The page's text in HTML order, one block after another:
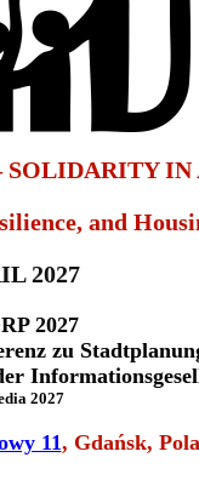
SOLIDARITY
and
2027
2027
zu
2027
11, Gdańsk,